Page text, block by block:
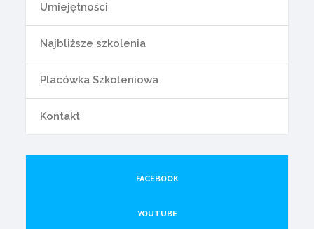
Umiejętności
Najbliższe szkolenia
Placówka Szkoleniowa
Kontakt
FACEBOOK
YOUTUBE